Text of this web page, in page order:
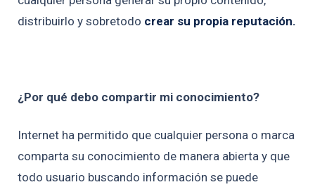
distribuirlo y sobretodo crear su propia reputación.
¿Por qué debo compartir mi conocimiento?
Internet ha permitido que cualquier persona o marca
comparta su conocimiento de manera abierta y que
todo usuario buscando información se puede